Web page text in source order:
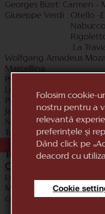
Folosim cookie-
nostru pentru a
relevantă
preferințele și
Dând click pe
deacord cu
Cookie
Georges Bizet: Carmen -
Giuseppe Verdi : Otello -
Nabucco-
Rigoletto-
La Traviata-
Wolfgang Amadeus
Marcellina
Pietro Mascagni:
Lucia
Piotr Ceaikovski:
Jacques Offenbach:
Nicklausse
Tudor Zgureanu:
Turnee și colaborări:
Colaborări
Lunchevici”; Orchestra
Moldova”; Biblioteca
cu Orgă; Palatul Național